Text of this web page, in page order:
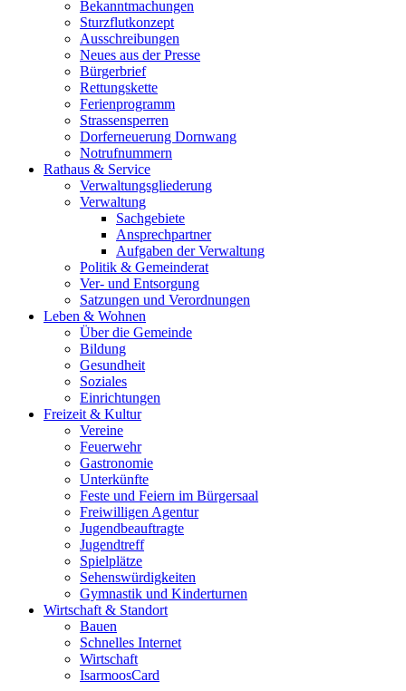
Bekanntmachungen
Sturzflutkonzept
Ausschreibungen
Neues aus der Presse
Bürgerbrief
Rettungskette
Ferienprogramm
Strassensperren
Dorferneuerung Dornwang
Notrufnummern
Rathaus & Service
Verwaltungsgliederung
Verwaltung
Sachgebiete
Ansprechpartner
Aufgaben der Verwaltung
Politik & Gemeinderat
Ver- und Entsorgung
Satzungen und Verordnungen
Leben & Wohnen
Über die Gemeinde
Bildung
Gesundheit
Soziales
Einrichtungen
Freizeit & Kultur
Vereine
Feuerwehr
Gastronomie
Unterkünfte
Feste und Feiern im Bürgersaal
Freiwilligen Agentur
Jugendbeauftragte
Jugendtreff
Spielplätze
Sehenswürdigkeiten
Gymnastik und Kinderturnen
Wirtschaft & Standort
Bauen
Schnelles Internet
Wirtschaft
IsarmoosCard